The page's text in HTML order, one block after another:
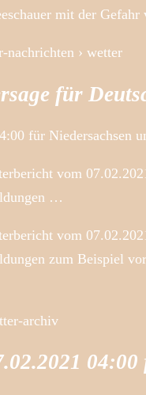
mit der Gefahr
nachrichten › wetter
für
für Niedersachsen
vom
…
vom
zum Beispiel
archiv